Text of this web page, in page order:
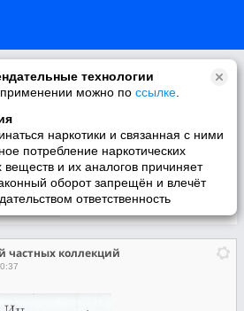
технологии
применении можно по ссылке
наркотики и связанная с ними
потребление наркотических
веществ и их аналогов причиняет
оборот запрещён и влечёт
ответственность
частных коллекций